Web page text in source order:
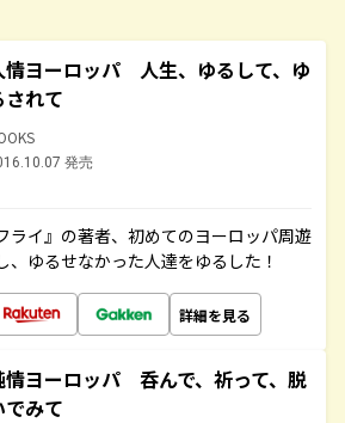
情ヨーロッパ 人生、ゆるして、ゆ
されて
発売
ライ』の著者、初めてのヨーロッパ周遊
、ゆるせなかった人達をゆるした！
詳細を見る
情ヨーロッパ 呑んで、祈って、脱
でみて